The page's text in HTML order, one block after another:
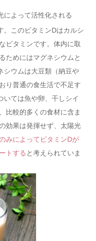
によって活性化される
。このビタミンDはカルシ
ビタミンです。体内に取
ためにはマグネシウムと
シウムは大豆類（納豆や
り普通の食生活で不足す
いては魚や卵、干しシイ
比較的多くの食材に含ま
効果は発揮せず、太陽光
みによってビタミンDが
トする と考えられていま